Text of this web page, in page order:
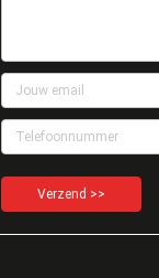
Verzend >>